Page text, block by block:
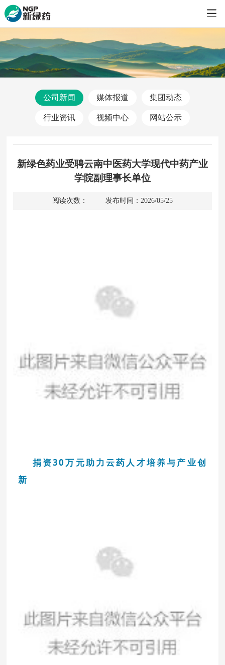
公司新闻 媒体报道 集团动态
行业资讯 视频中心 网站公示
新绿色药业受聘云南中医药大学现代中药产业
学院副理事长单位
阅读次数： 发布时间：2026/05/25
捐资30万元助力云药人才培养与产业创
新